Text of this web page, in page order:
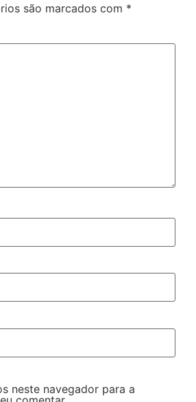
são marcados com *
neste navegador para a